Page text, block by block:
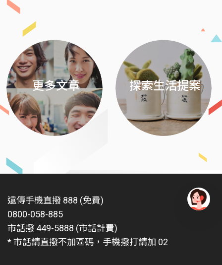
更多文章 探索生活提案
遠傳手機直撥 888 (免費)
0800-058-885
市話撥 449-5888 (市話計費)
* 市話請直撥不加區碼，手機撥打請加 02